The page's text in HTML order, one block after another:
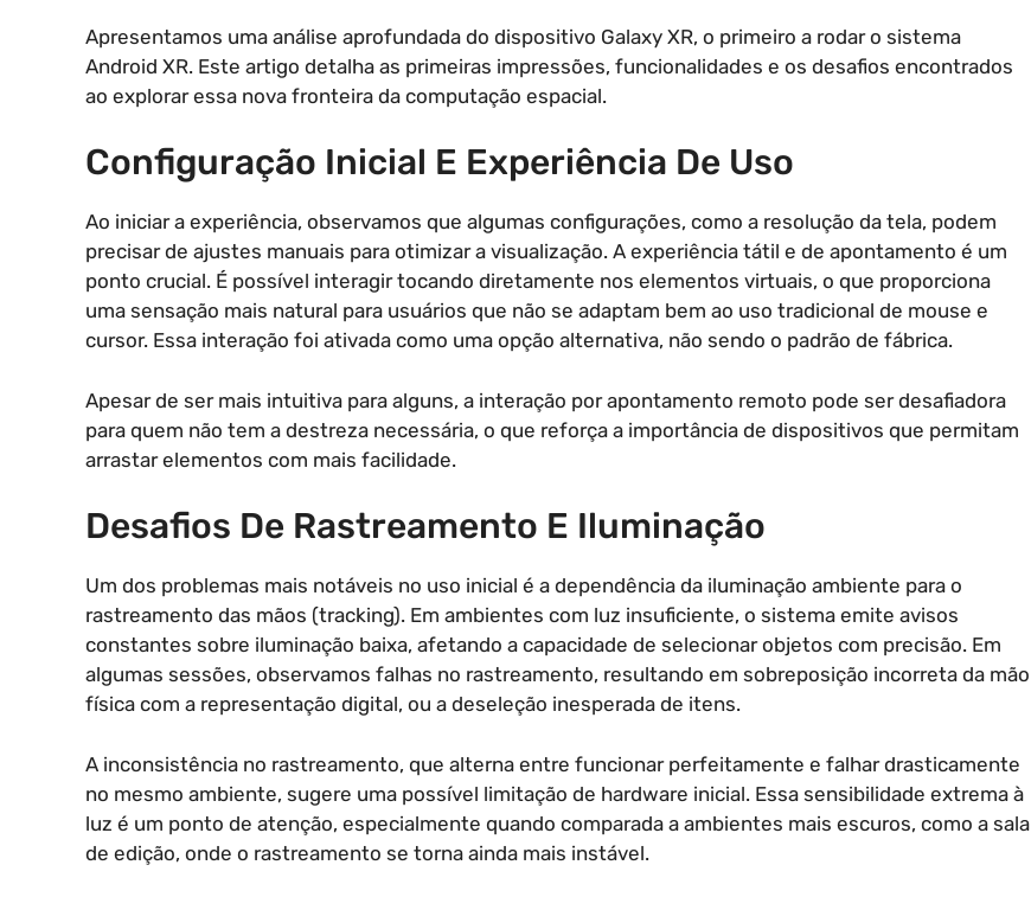
Apresentamos uma análise aprofundada do dispositivo Galaxy XR, o primeiro a rodar o sistema
Android XR. Este artigo detalha as primeiras impressões, funcionalidades e os desafios encontrados
ao explorar essa nova fronteira da computação espacial.
Configuração Inicial E Experiência De Uso
Ao iniciar a experiência, observamos que algumas configurações, como a resolução da tela, podem
precisar de ajustes manuais para otimizar a visualização. A experiência tátil e de apontamento é um
ponto crucial. É possível interagir tocando diretamente nos elementos virtuais, o que proporciona
uma sensação mais natural para usuários que não se adaptam bem ao uso tradicional de mouse e
cursor. Essa interação foi ativada como uma opção alternativa, não sendo o padrão de fábrica.
Apesar de ser mais intuitiva para alguns, a interação por apontamento remoto pode ser desafiadora
para quem não tem a destreza necessária, o que reforça a importância de dispositivos que permitam
arrastar elementos com mais facilidade.
Desafios De Rastreamento E Iluminação
Um dos problemas mais notáveis no uso inicial é a dependência da iluminação ambiente para o
rastreamento das mãos (tracking). Em ambientes com luz insuficiente, o sistema emite avisos
constantes sobre iluminação baixa, afetando a capacidade de selecionar objetos com precisão. Em
algumas sessões, observamos falhas no rastreamento, resultando em sobreposição incorreta da mão
física com a representação digital, ou a deseleção inesperada de itens.
A inconsistência no rastreamento, que alterna entre funcionar perfeitamente e falhar drasticamente
no mesmo ambiente, sugere uma possível limitação de hardware inicial. Essa sensibilidade extrema à
luz é um ponto de atenção, especialmente quando comparada a ambientes mais escuros, como a sala
de edição, onde o rastreamento se torna ainda mais instável.